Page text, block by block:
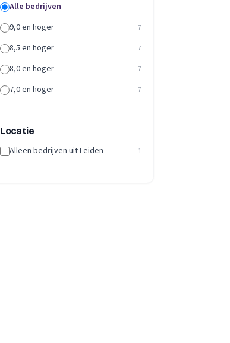
Alle bedrijven
9,0 en hoger
7
8,5 en hoger 7
8,0 en hoger 7
7,0 en hoger 7
Locatie
Alleen bedrijven uit Leiden 1